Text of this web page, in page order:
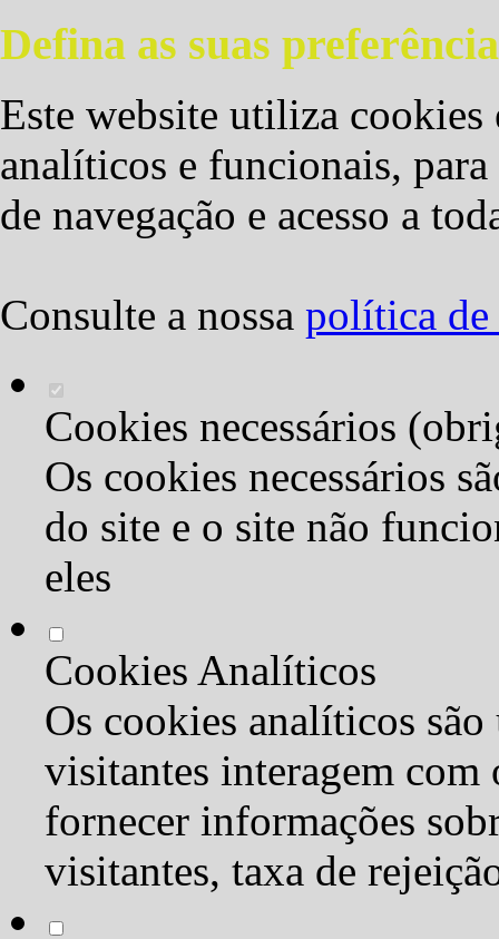
Defina as suas
Este website utiliza cookies
analíticos e funcionais,
de navegação e acesso a
Consulte a nossa política de
Cookies necessários
Os cookies necessários
do site e o site não
eles
Cookies Analíticos
Os cookies analíticos são
visitantes interagem com
fornecer informações
visitantes, taxa de